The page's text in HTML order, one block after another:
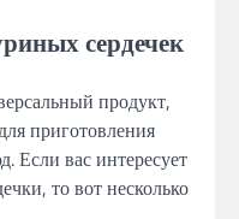
сердечек
продукт,
приготовления
Если вас интересует
то вот несколько